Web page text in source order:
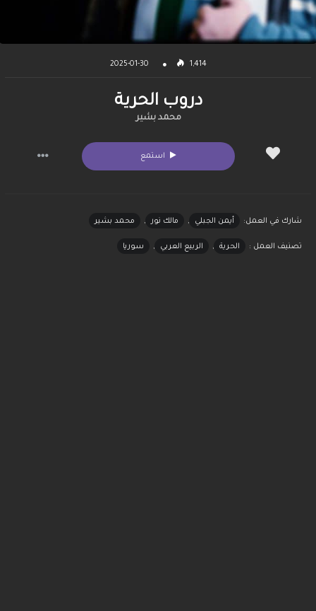
1,414
2025-01-30
دروب الحرية
محمد بشير
استمع
شارك في العمل: أيمن الجبلي , مالك نور , محمد بشير
تصنيف العمل : الحرية , الربيع العربي , سوريا